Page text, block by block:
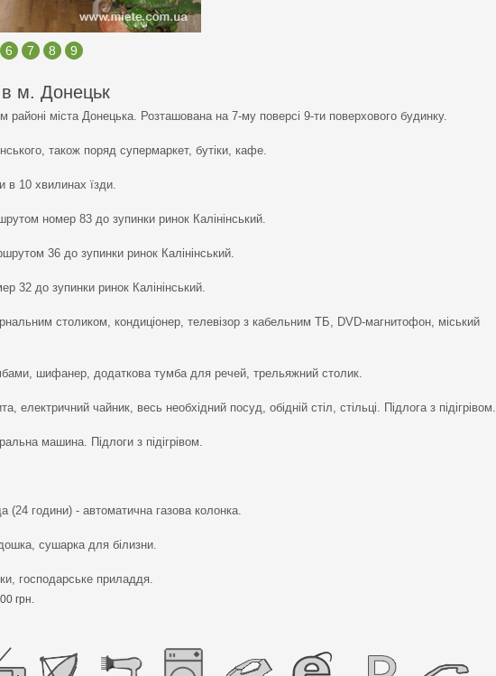
6 7 8 9
в м. Донецьк
районі міста Донецька. Розташована на 7-му поверсі 9-ти поверхового будинку.
також поряд супермаркет, бутіки, кафе.
в 10 хвилинах їзди.
номер 83 до зупинки ринок Калінінський.
36 до зупинки ринок Калінінський.
32 до зупинки ринок Калінінський.
столиком, кондиціонер, телевізор з кабельним ТБ, DVD-магнитофон, міський
шифанер, додаткова тумба для речей, трельяжний столик.
електричний чайник, весь необхідний посуд, обідній стіл, стільці. Підлога з підігрівом.
машина. Підлоги з підігрівом.
(24 години) - автоматична газова колонка.
сушарка для білизни.
господарське приладдя.
грн.